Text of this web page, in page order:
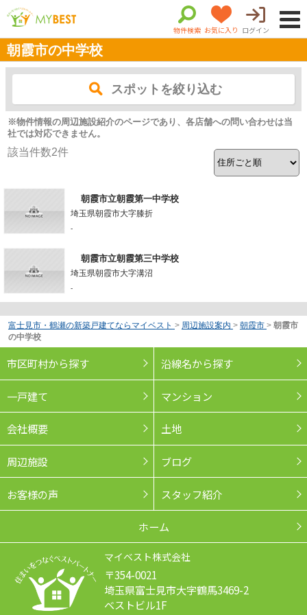
物件検索 お気に入り ログイン
朝霞市の中学校
スポットを絞り込む
※物件情報の周辺施設紹介のページであり、各店舗への問い合わせは当
社では対応できません。
該当件数2件
朝霞市立朝霞第一中学校
埼玉県朝霞市大字膝折
-
朝霞市立朝霞第三中学校
埼玉県朝霞市大字溝沼
-
富士見市・鶴瀬の新築戸建てならマイベスト > 周辺施設案内 > 朝霞市 > 朝霞市
の中学校
市区町村から探す 沿線名から探す
一戸建て マンション
会社概要 土地
周辺施設 ブログ
お客様の声 スタッフ紹介
ホーム
マイベスト株式会社
〒354-0021
埼玉県富士見市大字鶴馬3469-2
ベストビル1F